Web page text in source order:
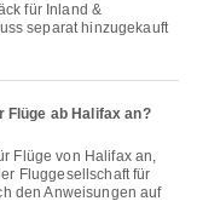
separat hinzugekauft
Flüge ab Halifax an?
Fluggesellschaft für
den Anweisungen auf